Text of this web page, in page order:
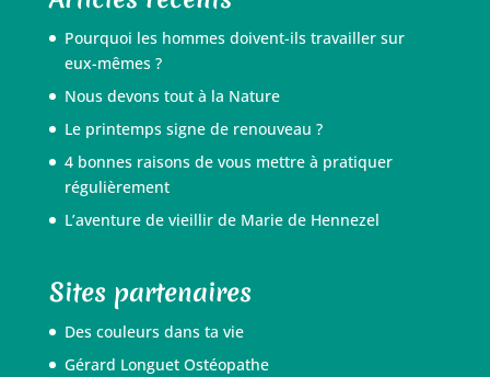
Pourquoi les hommes doivent-ils travailler sur
eux-mêmes ?
Nous devons tout à la Nature
Le printemps signe de renouveau ?
4 bonnes raisons de vous mettre à pratiquer
régulièrement
L’aventure de vieillir de Marie de Hennezel
Sites partenaires
Des couleurs dans ta vie
Gérard Longuet Ostéopathe